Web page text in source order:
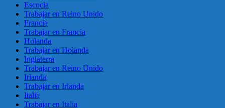
Escocia
Trabajar en Reino Unido
Francia
Trabajar en Francia
Holanda
Trabajar en Holanda
Inglaterra
Trabajar en Reino Unido
Irlanda
Trabajar en Irlanda
Italia
Trabajar en Italia